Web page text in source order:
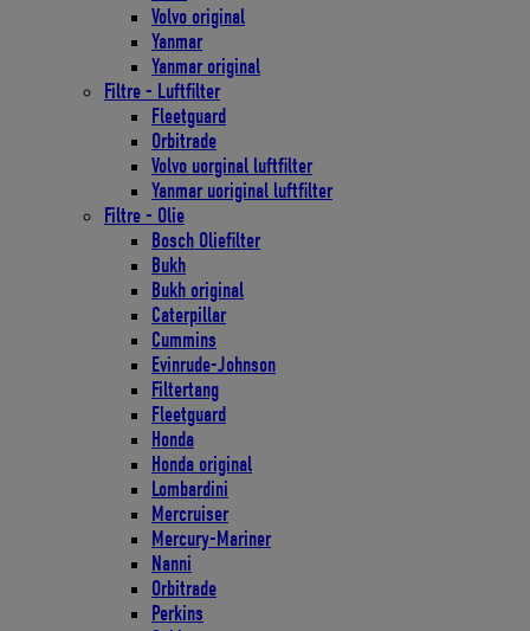
Volvo original
Yanmar
Yanmar original
Filtre - Luftfilter
Fleetguard
Orbitrade
Volvo uorginal luftfilter
Yanmar uoriginal luftfilter
Filtre - Olie
Bosch Oliefilter
Bukh
Bukh original
Caterpillar
Cummins
Evinrude-Johnson
Filtertang
Fleetguard
Honda
Honda original
Lombardini
Mercruiser
Mercury-Mariner
Nanni
Orbitrade
Perkins